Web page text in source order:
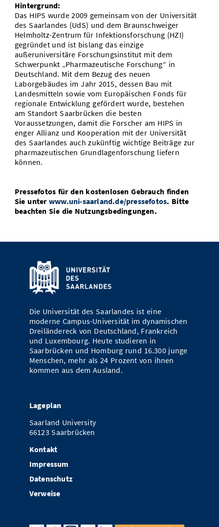
Hintergrund:
Das HIPS wurde 2009 gemeinsam von der Universität
des Saarlandes (UdS) und dem Braunschweiger
Helmholtz-Zentrum für Infektionsforschung (HZI)
gegründet und ist bislang das einzige
außeruniversitäre Forschungsinstitut mit dem
Schwerpunkt „Pharmazeutische Forschung“ in
Deutschland. Mit dem Bezug des neuen
Laborgebäudes im Jahr 2015, dessen Bau mit
Landesmitteln sowie vom Europäischen Fonds für
regionale Entwicklung gefördert wurde, bestehen
am Standort Saarbrücken die besten
Voraussetzungen, damit die Forscher am HIPS in
enger Allianz und Kooperation mit der Universität
des Saarlandes auch zukünftig wichtige Beiträge zur
pharmazeutischen Grundlagenforschung liefern
können.
Pressefotos für den kostenlosen Gebrauch finden
Sie unter www.uni-saarland.de/pressefotos. Bitte
beachten Sie die Nutzungsbedingungen.
Die Universität des Saarlandes ist eine
moderne Campus-Universität im dynamischen
Dreiländereck von Deutschland, Frankreich
und Luxembourg. Heute studieren in
Saarbrücken und Homburg rund 16.300 junge
Menschen, mehr als 24 Prozent von ihnen
kommen aus dem Ausland.
Lageplan
Saarland University
66123 Saarbrücken
Kontakt
Impressum
Datenschutz
Verweise